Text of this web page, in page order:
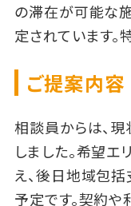
の滞在が可能な
定されています
ご提案内容
相談員からは、
しました。希望
え、後日地域包
予定です。契約